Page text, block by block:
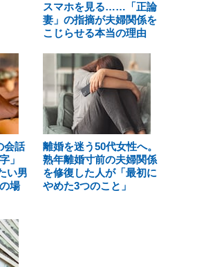
スマホを見る……「正論
妻」の指摘が夫婦関係を
こじらせる本当の理由
会話
」
い男
場
離婚を迷う50代女性へ。
熟年離婚寸前の夫婦関係
を修復した人が「最初に
やめた3つのこと」